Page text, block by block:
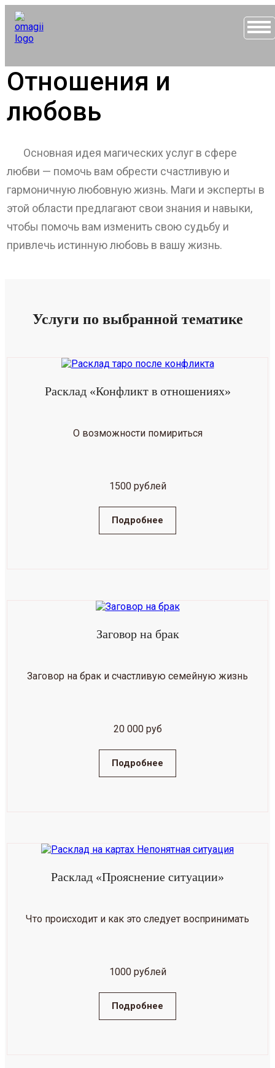
Отношения и
любовь
Основная идея магических услуг в сфере
любви — помочь вам обрести счастливую и
гармоничную любовную жизнь. Маги и эксперты в
этой области предлагают свои знания и навыки,
чтобы помочь вам изменить свою судьбу и
привлечь истинную любовь в вашу жизнь.
Услуги по выбранной тематике
Расклад «Конфликт в отношениях»
О возможности помириться
1500 рублей
Подробнее
Заговор на брак
Заговор на брак и счастливую семейную жизнь
20 000 руб
Подробнее
Расклад «Прояснение ситуации»
Что происходит и как это следует воспринимать
1000 рублей
Подробнее